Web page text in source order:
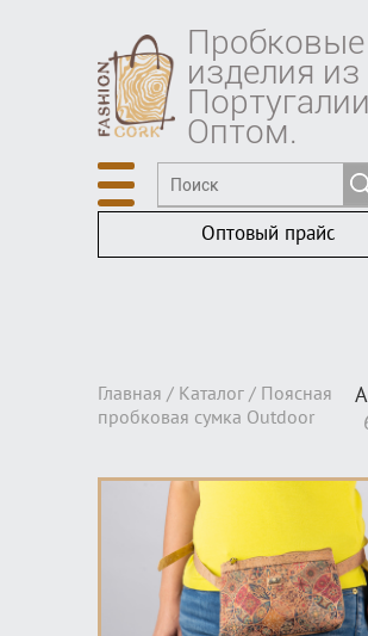
Пробковые
изделия из
Оптом.
Оптовый прайс
Главная / Каталог / Поясная
пробковая сумка Outdoor